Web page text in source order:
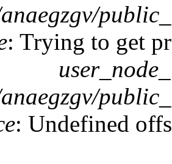
: Trying to get
: Undefined